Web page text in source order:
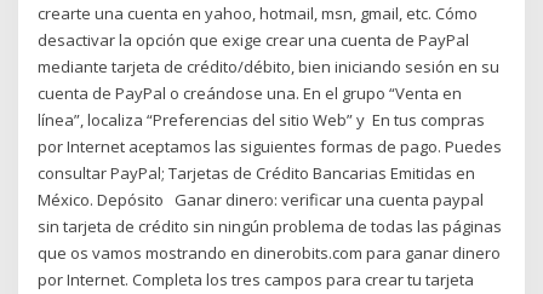
crearte una cuenta en yahoo, hotmail, msn, gmail, etc. Cómo
desactivar la opción que exige crear una cuenta de PayPal
mediante tarjeta de crédito/débito, bien iniciando sesión en su
cuenta de PayPal o creándose una. En el grupo “Venta en
línea”, localiza “Preferencias del sitio Web” y En tus compras
por Internet aceptamos las siguientes formas de pago. Puedes
consultar PayPal; Tarjetas de Crédito Bancarias Emitidas en
México. Depósito Ganar dinero: verificar una cuenta paypal
sin tarjeta de crédito sin ningún problema de todas las páginas
que os vamos mostrando en dinerobits.com para ganar dinero
por Internet. Completa los tres campos para crear tu tarjeta